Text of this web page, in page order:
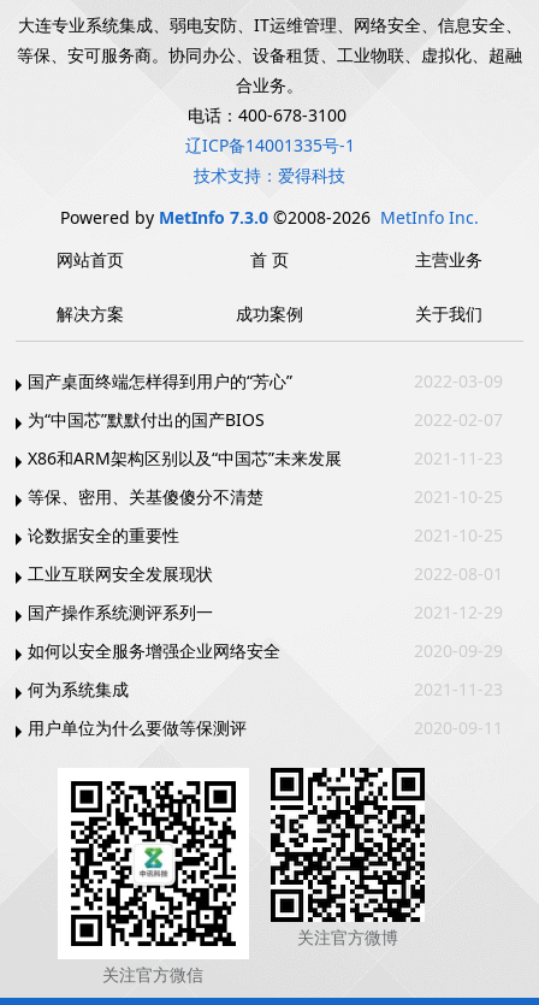
大连专业系统集成、弱电安防、IT运维管理、网络安全、信息安全、
等保、安可服务商。协同办公、设备租赁、工业物联、虚拟化、超融
合业务。
电话：400-678-3100
辽ICP备14001335号-1
技术支持：爱得科技
Powered by MetInfo 7.3.0 ©2008-2026 MetInfo Inc.
网站首页
首 页 主营业务
解决方案 成功案例 关于我们
国产桌面终端怎样得到用户的“芳心”
2022-03-09
为“中国芯”默默付出的国产BIOS
2022-02-07
X86和ARM架构区别以及“中国芯”未来发展
2021-11-23
等保、密用、关基傻傻分不清楚
2021-10-25
论数据安全的重要性
2021-10-25
工业互联网安全发展现状
2022-08-01
国产操作系统测评系列一
2021-12-29
如何以安全服务增强企业网络安全
2020-09-29
何为系统集成
2021-11-23
用户单位为什么要做等保测评
2020-09-11
关注官方微信
关注官方微博